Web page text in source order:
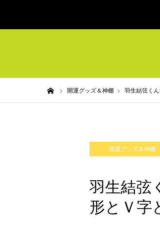
開運グッズ＆神棚 羽生結弦く
開運グッズ＆神棚
羽生結弦
形とＶ字